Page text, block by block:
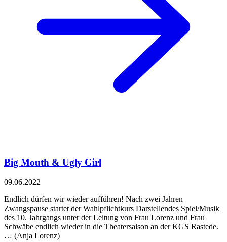
Big Mouth & Ugly Girl
09.06.2022
Endlich dürfen wir wieder aufführen! Nach zwei Jahren
Zwangspause startet der Wahlpflichtkurs Darstellendes Spiel/Musik
des 10. Jahrgangs unter der Leitung von Frau Lorenz und Frau
Schwäbe endlich wieder in die Theatersaison an der KGS Rastede.
… (Anja Lorenz)